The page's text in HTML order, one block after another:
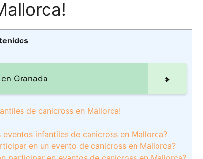
Granada
de canicross en Mallorca!
infantiles de canicross en Mallorca?
en un evento de canicross en Mallorca?